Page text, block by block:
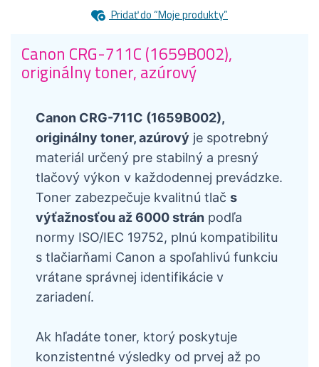
Pridať do “Moje produkty”
Canon CRG-711C (1659B002),
originálny toner, azúrový
Canon CRG-711C (1659B002),
originálny toner, azúrový je spotrebný
materiál určený pre stabilný a presný
tlačový výkon v každodennej prevádzke.
Toner zabezpečuje kvalitnú tlač s
výťažnosťou až 6000 strán podľa
normy ISO/IEC 19752, plnú kompatibilitu
s tlačiarňami Canon a spoľahlivú funkciu
vrátane správnej identifikácie v
zariadení.
Ak hľadáte toner, ktorý poskytuje
konzistentné výsledky od prvej až po